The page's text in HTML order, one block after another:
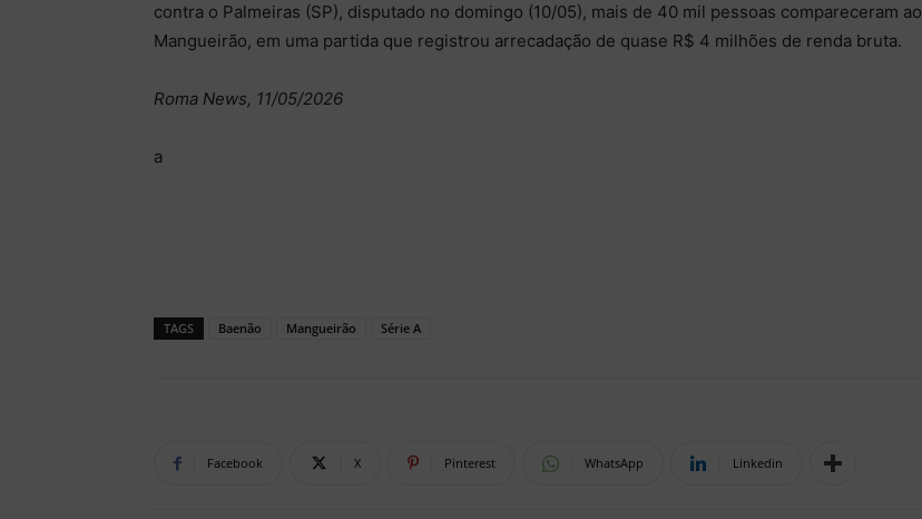
contra o Palmeiras (SP), disputado no domingo (10/05), mais de 40 mil pessoas compareceram ao
Mangueirão, em uma partida que registrou arrecadação de quase R$ 4 milhões de renda bruta.
Roma News, 11/05/2026
a
TAGS Baenão Mangueirão Série A
Facebook X Pinterest WhatsApp Linkedin